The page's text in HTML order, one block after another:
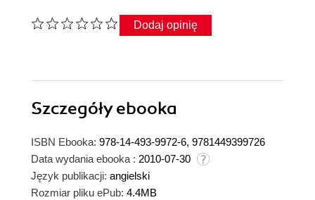
Dodaj opinię
Szczegółyebooka
ISBN Ebooka: 978-14-493-9972-6, 9781449399726
Data wydania ebooka : 2010-07-30
Język publikacji: angielski
Rozmiar pliku ePub: 4.4MB